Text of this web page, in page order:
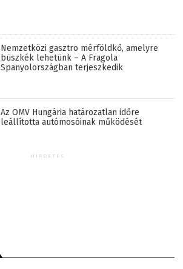
Nemzetközi gasztro mérföldkő, amelyre
büszkék lehetünk – A Fragola
Spanyolországban terjeszkedik
Az OMV Hungária határozatlan időre
leállította autómosóinak működését
HIRDETÉS